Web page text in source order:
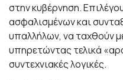
στην κυβέρνηση.
ασφαλισμένων και
υπαλλήλων, να ταχθούν
υπηρετώντας τελικά
συντεχνιακές λογικές.